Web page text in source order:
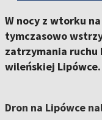
W nocy z wtorku
tymczasowo
zatrzymania ruchu
wileńskiej Lipówce.
Dron na Lipówce